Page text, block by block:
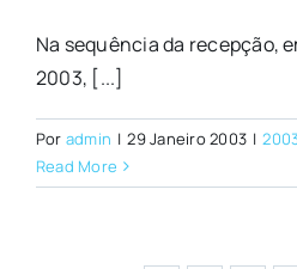
Na sequência da recepção,
2003, [...]
Por admin | 29 Janeiro 2003 |
Read More